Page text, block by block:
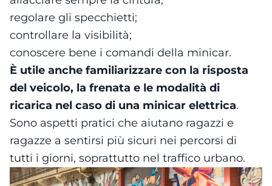
regolare gli specchietti;
controllare la visibilità;
conoscere bene i comandi della minicar.
È utile anche familiarizzare con la risposta
del veicolo, la frenata e le modalità di
ricarica nel caso di una minicar elettrica.
Sono aspetti pratici che aiutano ragazzi e
ragazze a sentirsi più sicuri nei percorsi di
tutti i giorni, soprattutto nel traffico urbano.